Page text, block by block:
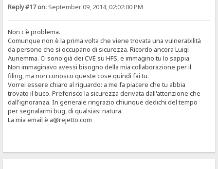
Reply #17 on: September 09, 2014, 02:02:00 PM
Non c'è problema.
Comunque non è la prima volta che viene trovata una vulnerabilità
da persone che si occupano di sicurezza. Ricordo ancora Luigi
Auriemma. Ci sono già dei CVE su HFS, e immagino tu lo sappia.
Non immaginavo avessi bisogno della mia collaborazione per il
filing, ma non conosco queste cose quindi fai tu.
Vorrei essere chiaro al riguardo: a me fa piacere che tu abbia
trovato il buco. Preferisco la sicurezza derivata dall'attenzione che
dall'ignoranza. In generale ringrazio chiunque dedichi del tempo
per segnalarmi bug, di qualsiasi natura.
La mia email è a@rejetto.com